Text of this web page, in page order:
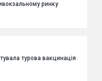
ринку
турова вакцинація